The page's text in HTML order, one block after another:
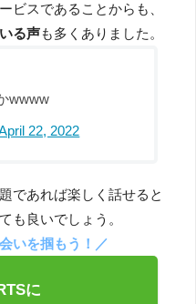
ビスであることからも、
る声も多くありました。
wwww
22, 2022
であれば楽しく話せると
も良いでしょう。
いを掴もう！／
に